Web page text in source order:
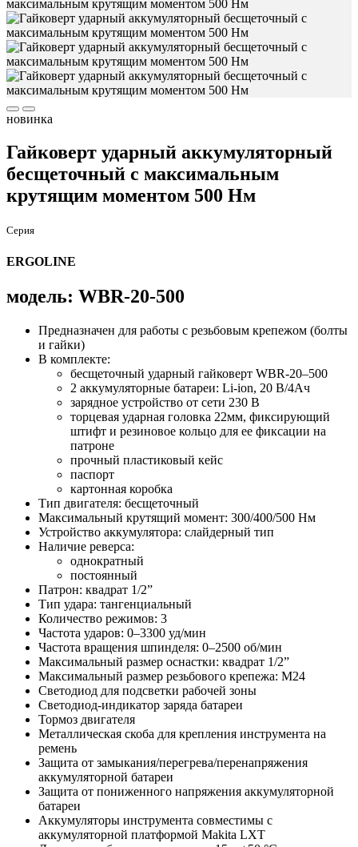
новинка
Гайковерт ударный аккумуляторный
бесщеточный с максимальным
крутящим моментом 500 Нм
Серия
ERGOLINE
модель: WBR-20-500
Предназначен для работы с резьбовым крепежом (болты
и гайки)
В комплекте:
бесщеточный ударный гайковерт WBR-20–500
2 аккумуляторные батареи: Li-ion, 20 В/4Ач
зарядное устройство от сети 230 В
торцевая ударная головка 22мм, фиксирующий
штифт и резиновое кольцо для ее фиксации на
патроне
прочный пластиковый кейс
паспорт
картонная коробка
Тип двигателя: бесщеточный
Максимальный крутящий момент: 300/400/500 Нм
Устройство аккумулятора: слайдерный тип
Наличие реверса:
однократный
постоянный
Патрон: квадрат 1/2”
Тип удара: тангенциальный
Количество режимов: 3
Частота ударов: 0–3300 уд/мин
Частота вращения шпинделя: 0–2500 об/мин
Максимальный размер оснастки: квадрат 1/2”
Максимальный размер резьбового крепежа: М24
Светодиод для подсветки рабочей зоны
Светодиод-индикатор заряда батареи
Тормоз двигателя
Металлическая скоба для крепления инструмента на
ремень
Защита от замыкания/перегрева/перенапряжения
аккумуляторной батареи
Защита от пониженного напряжения аккумуляторной
батареи
Аккумуляторы инструмента совместимы с
аккумуляторной платформой Makita LXT